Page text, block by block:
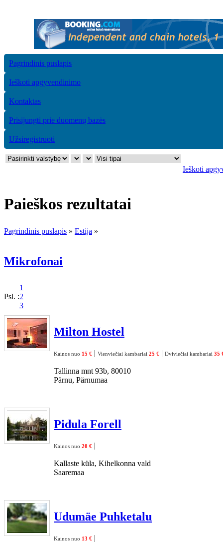
Pagrindinis puslapis
Ieškoti apgyvendinimo
Kontaktas
Prisijungti prie duomenų bazės
Užsiregistruoti
Ieškoti
Paieškos rezultatai
Pagrindinis puslapis » Estija »
Mikrofonai
Psl. :
1
2
3
Milton Hostel
Kainos nuo 15 € | Vienviečiai kambariai 25 € | Dviviečiai kambariai 35
Tallinna mnt 93b, 80010
Pärnu, Pärnumaa
Pidula Forell
Kainos nuo 20 € |
Kallaste küla, Kihelkonna vald
Saaremaa
Udumäe Puhketalu
Kainos nuo 13 € |